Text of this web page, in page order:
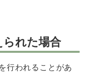
られた場合
行われることがあ